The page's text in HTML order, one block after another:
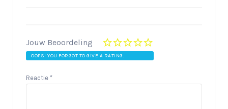
Jouw Beoordeling
OOPS! YOU FORGOT TO GIVE A RATING.
Reactie *